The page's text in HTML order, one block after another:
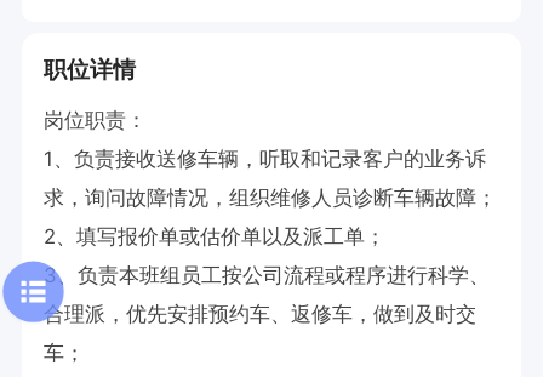
职位详情
岗位职责：
1、负责接收送修车辆，听取和记录客户的业务诉
求，询问故障情况，组织维修人员诊断车辆故障；
2、填写报价单或估价单以及派工单；
3、负责本班组员工按公司流程或程序进行科学、
合理派，优先安排预约车、返修车，做到及时交
车；